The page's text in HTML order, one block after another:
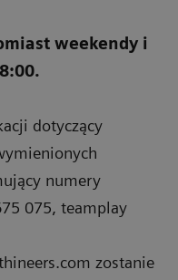
weekendy i
dotyczący
numery
075, teamplay
zostanie